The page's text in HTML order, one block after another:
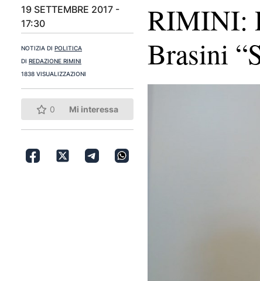
19 SETTEMBRE 2017 -
17:30
NOTIZIA DI POLITICA
DI REDAZIONE RIMINI
1838 VISUALIZZAZIONI
0 Mi interessa
RIMINI:
Brasini